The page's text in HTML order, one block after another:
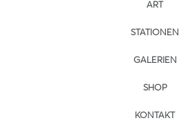
ART
STATIONEN
GALERIEN
SHOP
KONTAKT